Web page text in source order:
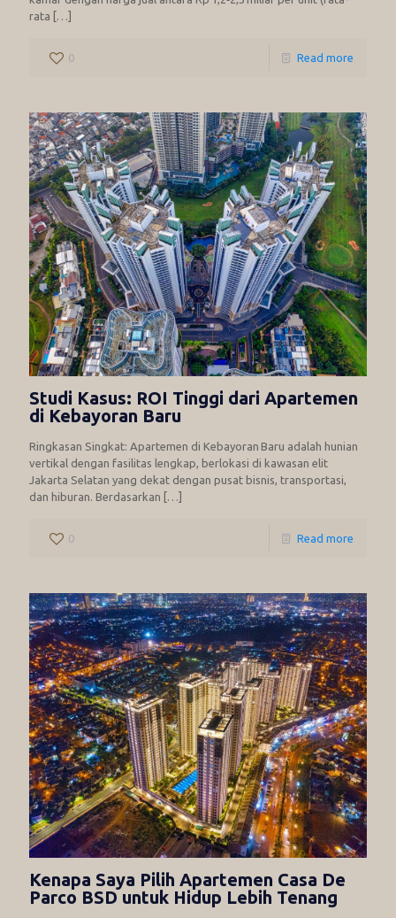
rata […]
0 Read more
Studi Kasus: ROI Tinggi dari Apartemen
di Kebayoran Baru
Ringkasan Singkat: Apartemen di Kebayoran Baru adalah hunian
vertikal dengan fasilitas lengkap, berlokasi di kawasan elit
Jakarta Selatan yang dekat dengan pusat bisnis, transportasi,
dan hiburan. Berdasarkan […]
0 Read more
Kenapa Saya Pilih Apartemen Casa De
Parco BSD untuk Hidup Lebih Tenang